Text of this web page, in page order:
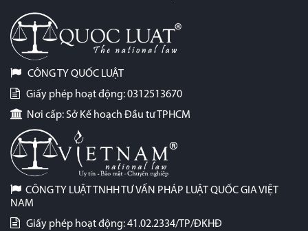
CÔNG TY QUỐC LUẬT
Giấy phép hoạt động: 0312513670
Nơi cấp: Sở Kế hoạch Đầu tư TPHCM
CÔNG TY LUẬT TNHH TƯ VẤN PHÁP LUẬT QUỐC GIA VIỆT
NAM
Giấy phép hoạt động: 41.02.2334/TP/ĐKHĐ